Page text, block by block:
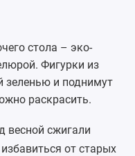
стола – эко-
Фигурки из
зеленью и поднимут
раскрасить.
весной сжигали
от старых